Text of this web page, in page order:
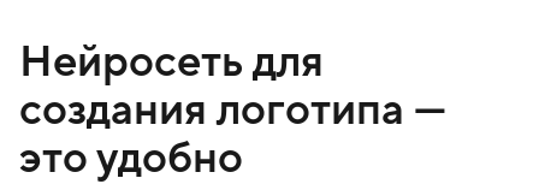
Нейросеть для
создания логотипа —
это удобно